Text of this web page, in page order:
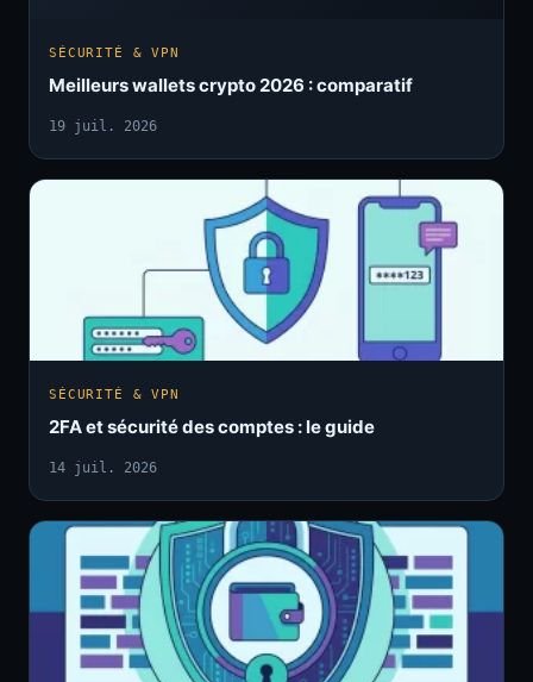
SÉCURITÉ & VPN
Meilleurs wallets crypto 2026 : comparatif
19 juil. 2026
SÉCURITÉ & VPN
2FA et sécurité des comptes : le guide
14 juil. 2026